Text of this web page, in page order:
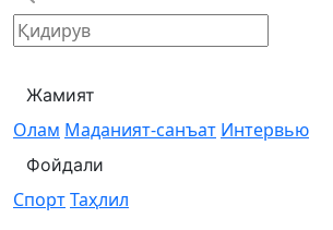
Жамият
Олам Маданият-санъат Интервью
Фойдали
СпортТаҳлил